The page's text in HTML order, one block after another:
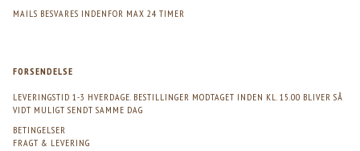
MAILS BESVARES INDENFOR MAX 24 TIMER
FORSENDELSE
LEVERINGSTID 1-3 HVERDAGE. BESTILLINGER MODTAGET INDEN KL. 15.00 BLIVER SÅ
VIDT MULIGT SENDT SAMME DAG
BETINGELSER
FRAGT & LEVERING